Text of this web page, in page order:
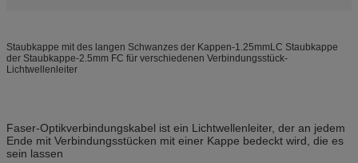
Staubkappe mit des langen Schwanzes der Kappen-1.25mmLC Staubkappe
der Staubkappe-2.5mm FC für verschiedenen Verbindungsstück-
Lichtwellenleiter
Faser-Optikverbindungskabel ist ein Lichtwellenleiter, der an jedem
Ende mit Verbindungsstücken mit einer Kappe bedeckt wird, die es
sein lassen